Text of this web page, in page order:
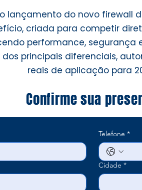
lançamento do novo firewall
criada para competir
performance, segurança
principais diferenciais,
reais de aplicação para
Confirme sua
Telefone *
Cidade *